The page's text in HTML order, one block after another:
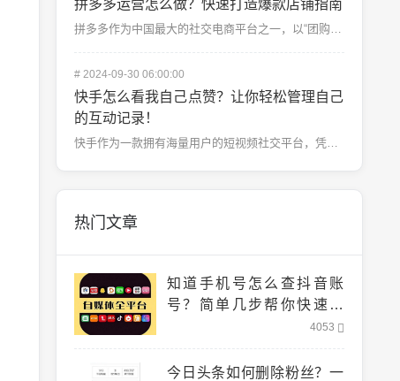
拼多多运营怎么做？快速打造爆款店铺指南
拼多多作为中国最大的社交电商平台之一，以“团购”模式吸引了大批用户。对于卖家来说，拼多多不仅是一个销...
#2024-09-30 06:00:00
快手怎么看我自己点赞？让你轻松管理自己
的互动记录！
快手作为一款拥有海量用户的短视频社交平台，凭借其丰富多彩的内容和高度互动性，深受用户喜爱。每天都有成...
热门文章
知道手机号怎么查抖音账
号？简单几步帮你快速找
4053
今日头条如何删除粉丝？一